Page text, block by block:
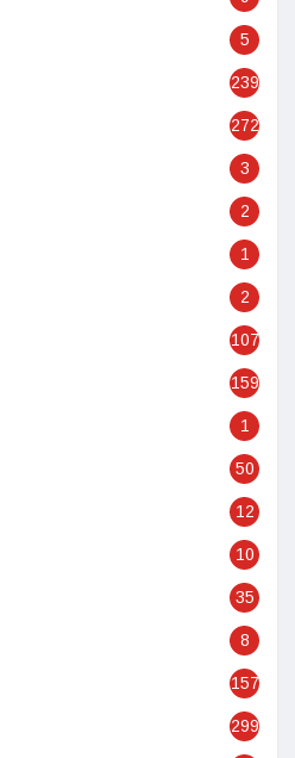
5
239
272
3
2
1
2
107
159
1
50
12
10
35
8
157
299